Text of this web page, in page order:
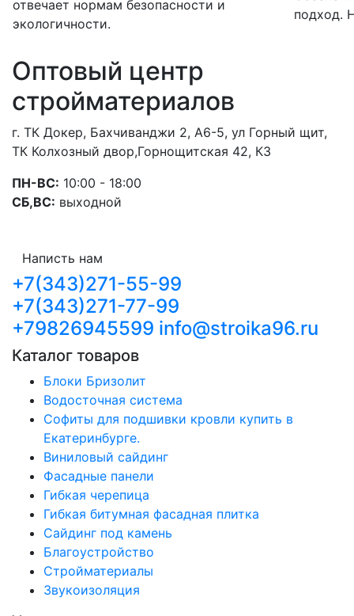
отвечает нормам безопасности и
экологичности.
подход.
Оптовый центр
стройматериалов
г. ТК Докер, Бахчиванджи 2, А6-5, ул Горный щит,
ТК Колхозный двор,Горнощитская 42, К3
ПН-ВС: 10:00 - 18:00
СБ,ВС: выходной
Написть нам
+7(343)271-55-99
+7(343)271-77-99
+79826945599 info@stroika96.ru
Каталог товаров
Блоки Бризолит
Водосточная система
Софиты для подшивки кровли купить в
Екатеринбурге.
Виниловый сайдинг
Фасадные панели
Гибкая черепица
Гибкая битумная фасадная плитка
Сайдинг под камень
Благоустройство
Стройматериалы
Звукоизоляция